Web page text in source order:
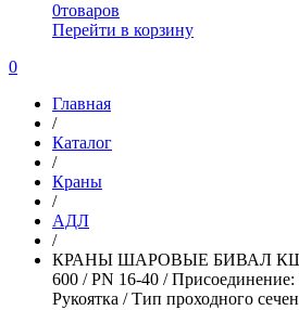
0товаров
Перейти в корзину
0
Главная
/
Каталог
/
Краны
/
АДЛ
/
КРАНЫ ШАРОВЫЕ БИВАЛ
600 / PN 16-40 /
Рукоятка / Тип проходного